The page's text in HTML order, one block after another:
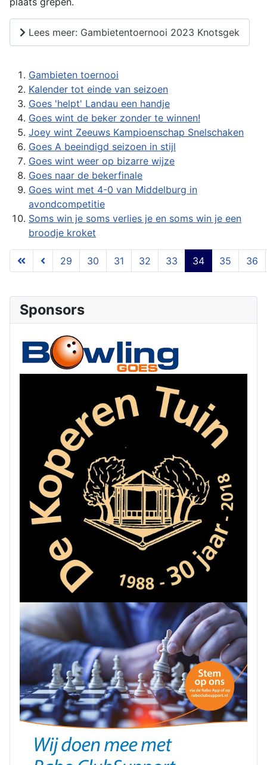
Lees meer: Gambietentoernooi 2023 Knotsgek
Gambieten toernooi
Kalender tot einde van seizoen
Goes 'helpt' Landau een handje
Goes wint de beker zonder te winnen!
Joey wint Zeeuws Kampioenschap Snelschaken
Goes A beeindigd seizoen in stijl
Goes wint weer op bizarre wijze
Goes naar de bekerfinale
Goes wint met 4-0 van Middelburg in
avondcompetitie
Soms win je soms verlies je en soms win je een
broodje kroket
Pagina 34 van 53
29 30 31 32 33 34 35 36
Sponsors